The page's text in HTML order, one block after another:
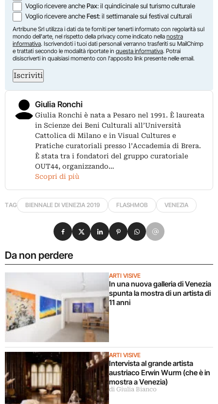
Voglio ricevere anchePax: il quindicinale sul turismo culturale
Voglio ricevere ancheFest: il settimanale sui festival culturali
Artribune Srl utilizza i dati da te forniti per tenerti informato con regolarità sul
mondo dell'arte, nel rispetto della privacy come indicato nella nostra
informativa. Iscrivendoti i tuoi dati personali verranno trasferiti su MailChimp
e trattati secondo le modalità riportate in questa informativa. Potrai
disiscriverti in qualsiasi momento con l'apposito link presente nelle email.
Iscriviti
Giulia Ronchi
Giulia Ronchi è nata a Pesaro nel 1991. È laureata
in Scienze dei Beni Culturali all’Università
Cattolica di Milano e in Visual Cultures e
Pratiche curatoriali presso l’Accademia di Brera.
È stata tra i fondatori del gruppo curatoriale
OUT44, organizzando…
Scopri di più
TAG BIENNALE DI VENEZIA 2019 FLASHMOB VENEZIA
Da non perdere
ARTI VISIVE
In una nuova galleria di Venezia
spunta la mostra di un artista di
11 anni
ARTI VISIVE
Intervista al grande artista
austriaco Erwin Wurm (che è in
mostra a Venezia)
di Giulia Bianco
Condividi su Facebook
Condividi su X
Condividi su LinkedIn
Condividi su Pinterest
Condividi su WhatsApp
Condividi su Email